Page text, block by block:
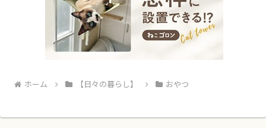
ホーム 【日々の暮らし】 おやつ